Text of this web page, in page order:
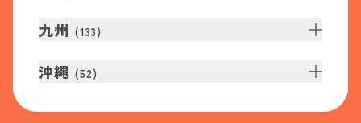
九州 (133)
沖縄 (52)